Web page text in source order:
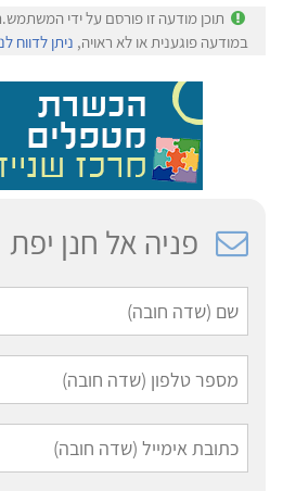
תוכן מודעה זו פורסם על ידי
במודעה פוגענית או לא ראויה, ניתן לדווח
פניה אל חנן יפת